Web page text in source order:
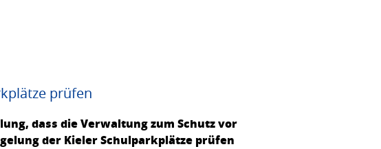
prüfen
dass die Verwaltung zum Schutz vor
der Kieler Schulparkplätze prüfen